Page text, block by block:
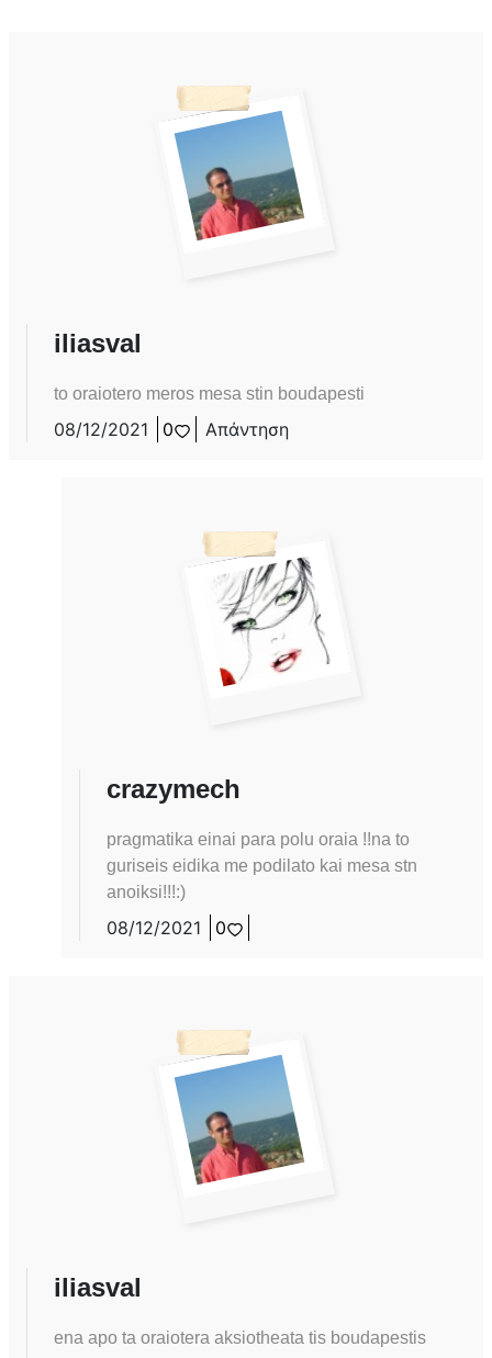
iliasval
to oraiotero meros mesa stin boudapesti
08/12/2021 0 Απάντηση
crazymech
pragmatika einai para polu oraia !!na to
guriseis eidika me podilato kai mesa stn
anoiksi!!!:)
08/12/2021 0
iliasval
ena apo ta oraiotera aksiotheata tis boudapestis